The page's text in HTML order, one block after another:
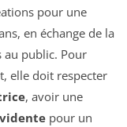
pour une
en échange de la
public. Pour
elle doit respecter
, avoir une
pour un